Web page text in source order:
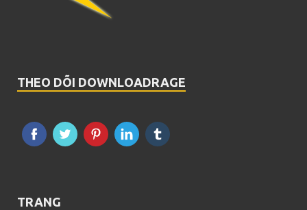
THEO DÕI DOWNLOADRAGE
TRANG